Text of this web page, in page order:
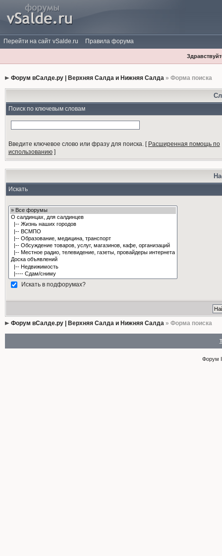
Перейти на сайт vSalde.ru Правила форума
Форум вСалде.ру | Верхняя Салда и Нижняя Салда» Форма поиска
Поиск по ключевым словам
Введите ключевое слово или фразу для поиска.[ Расширенная помощь по
использованию]
Искать
Искать в подфорумах?
Форум вСалде.ру | Верхняя Салда и Нижняя Салда» Форма поиска
Форум